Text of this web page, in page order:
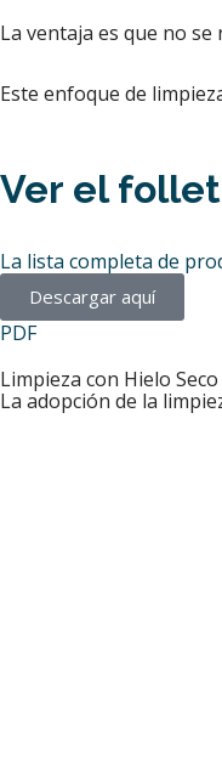
La ventaja es que no
Este enfoque de
Ver el
La lista completa de
Descargar aquí
PDF
Limpieza con Hielo
La adopción de la